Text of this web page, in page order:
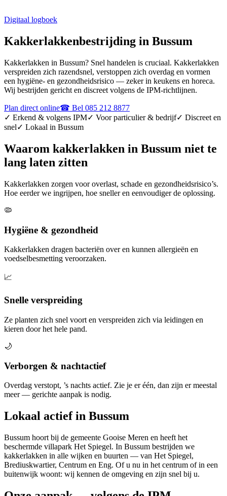
Digitaal logboek
Kakkerlakkenbestrijding in Bussum
Kakkerlakken in Bussum? Snel handelen is cruciaal. Kakkerlakken
verspreiden zich razendsnel, verstoppen zich overdag en vormen
een hygiëne- en gezondheidsrisico — zeker in keukens en horeca.
Wij bestrijden gericht en discreet volgens de IPM-richtlijnen.
Plan direct online☎ Bel 085 212 8877
✓ Erkend & volgens IPM✓ Voor particulier & bedrijf✓ Discreet en
snel✓ Lokaal in Bussum
Waarom kakkerlakken in Bussum niet te
lang laten zitten
Kakkerlakken zorgen voor overlast, schade en gezondheidsrisico’s.
Hoe eerder we ingrijpen, hoe sneller en eenvoudiger de oplossing.
🦠
Hygiëne & gezondheid
Kakkerlakken dragen bacteriën over en kunnen allergieën en
voedselbesmetting veroorzaken.
📈
Snelle verspreiding
Ze planten zich snel voort en verspreiden zich via leidingen en
kieren door het hele pand.
🌙
Verborgen & nachtactief
Overdag verstopt, ’s nachts actief. Zie je er één, dan zijn er meestal
meer — gerichte aanpak is nodig.
Lokaal actief in Bussum
Bussum hoort bij de gemeente Gooise Meren en heeft het
beschermde villapark Het Spiegel. In Bussum bestrijden we
kakkerlakken in alle wijken en buurten — van Het Spiegel,
Brediuskwartier, Centrum en Eng. Of u nu in het centrum of in een
buitenwijk woont: wij kennen de omgeving en zijn snel bij u.